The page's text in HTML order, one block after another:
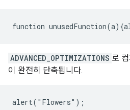
function unusedFunction(a){
ADVANCED_OPTIMIZATIONS 로
이 완전히 단축됩니다.
alert("Flowers");